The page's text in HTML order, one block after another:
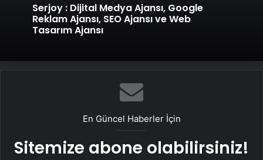
Serjoy : Dijital Medya Ajansı, Google
Reklam Ajansı, SEO Ajansı ve Web
Tasarım Ajansı
En Güncel Haberler İçin
Sitemize abone olabilirsiniz!